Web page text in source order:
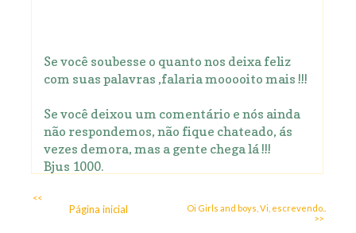
Se você soubesse o quanto nos deixa feliz
com suas palavras ,falaria mooooito mais !!!
Se você deixou um comentário e nós ainda
não respondemos, não fique chateado, ás
vezes demora, mas a gente chega lá !!!
Bjus 1000.
<<
Oi Girls and boys, Vi, escrevendo..
>>
Página inicial